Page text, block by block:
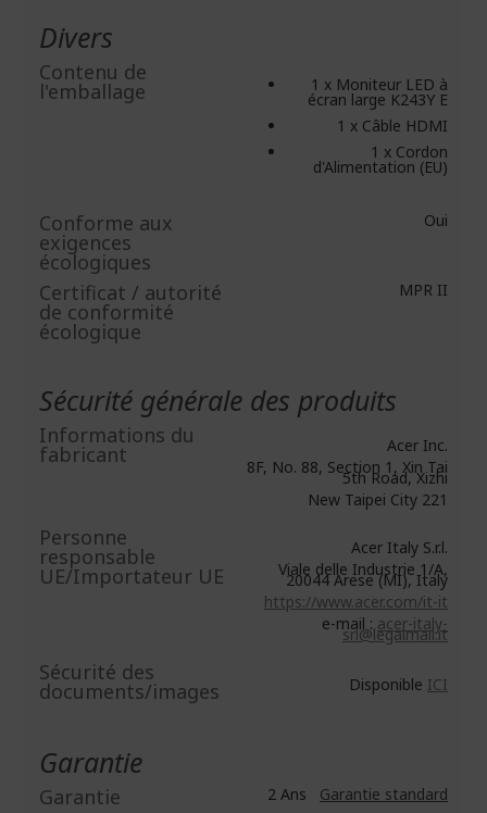
Divers
Contenu de
l'emballage 1 x Moniteur LED à
écran large K243Y E
1 x Câble HDMI
1 x Cordon
d'Alimentation (EU)
Conforme aux
exigences
écologiques
Oui
Certificat / autorité
de conformité
écologique
MPR II
Sécurité générale des produits
Informations du
fabricant
Acer Inc.
8F, No. 88, Section 1, Xin Tai
5th Road, Xizhi
New Taipei City 221
Personne
responsable
UE/Importateur UE
Acer Italy S.r.l.
Viale delle Industrie 1/A,
20044 Arese (MI), Italy
https://www.acer.com/it-it
e-mail :acer-italy-
srl@legalmail.it
Sécurité des
documents/images Disponible ICI
Garantie
Garantie 2 Ans Garantie standard